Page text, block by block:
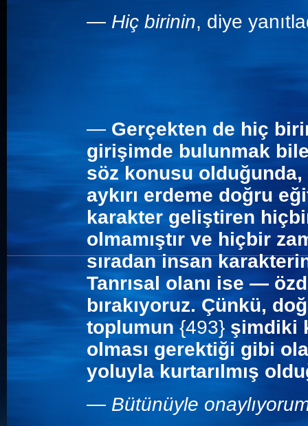
— Hiç birinin, diye
— Gerçekten de hiç
girişimde bulunmak
söz konusu
aykırı erdeme doğru
karakter geliştiren
olmamıştır ve hiçbir
sıradan insan
Tanrısal olanı ise —
bırakıyoruz. Çünkü,
toplumun{493} şimdiki
olması gerektiği gibi
yoluyla kurtarılmış
— Bütünüyle